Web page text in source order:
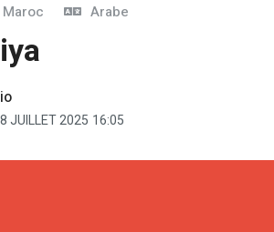
Maroc Arabe
JUILLET 2025 16:05